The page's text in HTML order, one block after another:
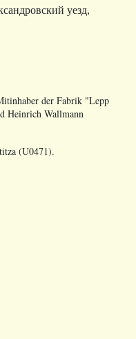
уезд,
der Fabrik "Lepp
Heinrich Wallmann
(U0471).